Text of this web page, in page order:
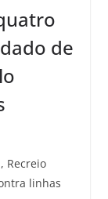
de
Recreio
linhas